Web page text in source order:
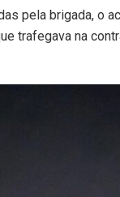
pela brigada, o
trafegava na